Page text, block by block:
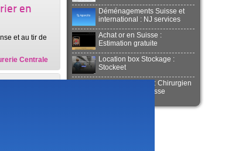
en
et au tir de
Centrale
Déménagements Suisse et
international : NJ services
Achat or en Suisse :
Estimation gratuite
Location box Stockage :
Stockeet
Docteur Smarrito : Chirurgien
esthétique en Suisse